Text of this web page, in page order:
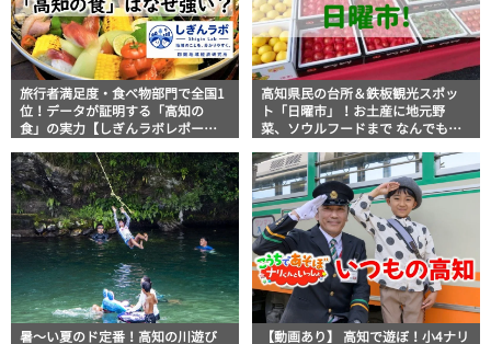
旅行者満足度・食べ物部門で全国1
位！データが証明する「高知の
食」の実力【しぎんラボレポー
高知県民の台所＆鉄板観光スポッ
ト「日曜市」！お土産に地元野
菜、ソウルフードまで なんでもそ
説！
暑～い夏のド定番！高知の川遊び
【動画あり】 高知で遊ぼ！小4ナリ